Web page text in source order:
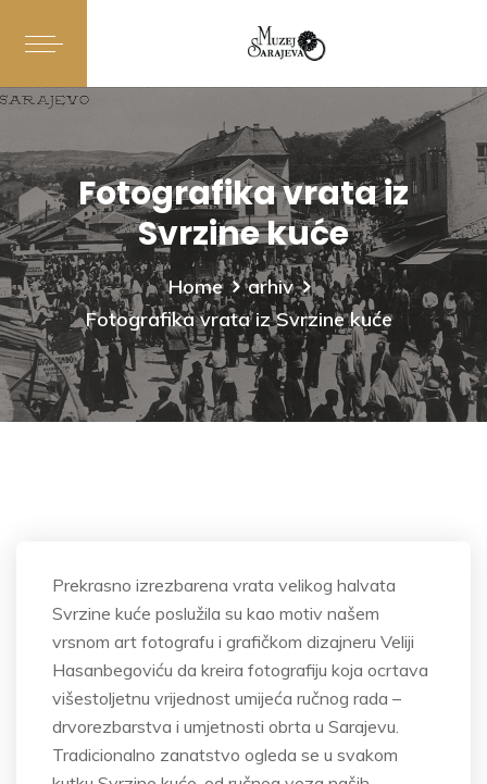
Fotografika vrata iz
Svrzine kuće
Home
arhiv
Fotografika vrata iz Svrzine kuće
Prekrasno izrezbarena vrata velikog halvata
Svrzine kuće poslužila su kao motiv našem
vrsnom art fotografu i grafičkom dizajneru Veliji
Hasanbegoviću da kreira fotografiju koja ocrtava
višestoljetnu vrijednost umijeća ručnog rada –
drvorezbarstva i umjetnosti obrta u Sarajevu.
Tradicionalno zanatstvo ogleda se u svakom